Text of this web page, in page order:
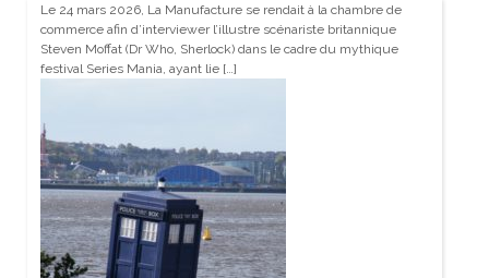
Le 24 mars 2026, La Manufacture se rendait à la chambre de
commerce afin d’interviewer l’illustre scénariste britannique
Steven Moffat (Dr Who, Sherlock) dans le cadre du mythique
festival Series Mania, ayant lie […]